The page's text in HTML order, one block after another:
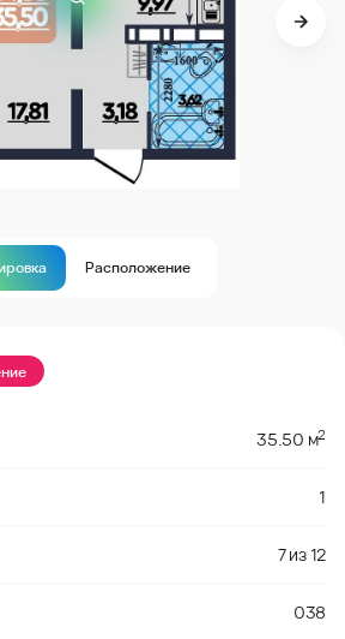
Расположение
35.50 м2
1
7из12
038